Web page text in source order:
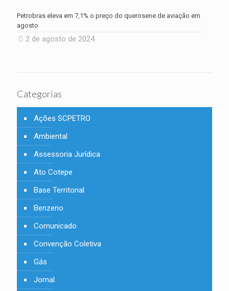
Petrobras eleva em 7,1% o preço do querosene de aviação em
agosto
2 de agosto de 2024
Categorias
Ações SCPETRO
Ambiental
Assessoria Jurídica
Ato Cotepe
Base Territorial
Benzeno
Comunicado
Convenção Coletiva
Gás
Jornal